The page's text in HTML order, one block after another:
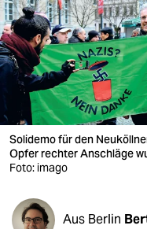
berlin
nord
wahrheit
verlag
verlag
shop
Solidemo für den
Opfer rechter Anschläge
Foto: imago
Aus Berlin